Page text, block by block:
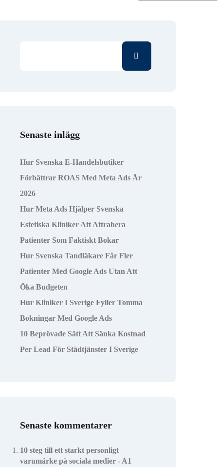
Senaste inlägg
Hur Svenska E-Handelsbutiker
Förbättrar ROAS Med Meta Ads År
2026
Hur Meta Ads Hjälper Svenska
Estetiska Kliniker Att Attrahera
Patienter Som Faktiskt Bokar
Hur Svenska Tandläkare Får Fler
Patienter Med Google Ads Utan Att
Öka Budgeten
Hur Kliniker I Sverige Fyller Tomma
Bokningar Med Google Ads
10 Beprövade Sätt Att Sänka Kostnad
Per Lead För Städtjänster I Sverige
Senaste kommentarer
10 steg till ett starkt personligt
varumärke på sociala medier - A1